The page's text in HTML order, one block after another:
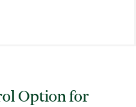
Option for